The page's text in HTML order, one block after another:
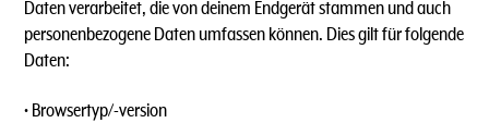
Daten verarbeitet, die von deinem Endgerät stammen und auch
personenbezogene Daten umfassen können. Dies gilt für folgende
Daten:
• Browsertyp/-version